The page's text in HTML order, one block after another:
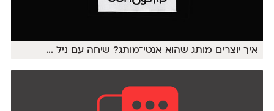
איך יוצרים מותג שהוא אנטי־מותג? שיחה עם ניל...